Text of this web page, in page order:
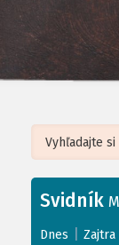
+
−
Leaflet| ©
Svidník
Dnes Zajtra